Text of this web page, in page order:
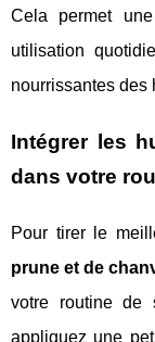
Cela permet
utilisation
nourrissantes des
Intégrer les
dans votre
Pour tirer le
prune et de
votre routine de
appliquez une